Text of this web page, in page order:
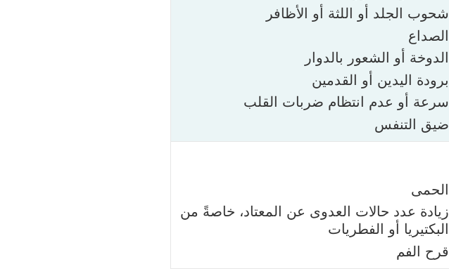
شحوب الجلد أو اللثة أو الأظافر
الصداع
الدوخة أو الشعور بالدوار
برودة اليدين أو القدمين
سرعة أو عدم انتظام ضربات القلب
ضيق التنفس
الحمى
زيادة عدد حالات العدوى عن المعتاد، خاصةً من
البكتيريا أو الفطريات
قرح الفم